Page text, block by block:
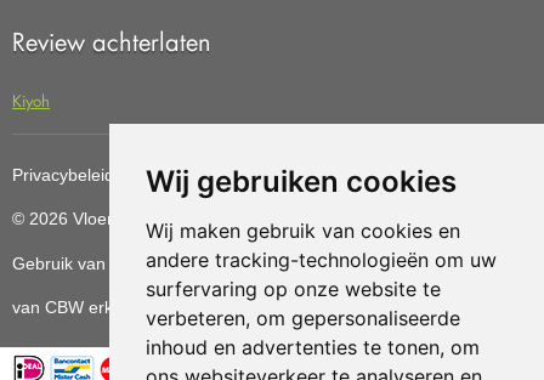
Wij gebruiken cookies
Wij maken gebruik van cookies en
andere tracking-technologieën om uw
surfervaring op onze website te
verbeteren, om gepersonaliseerde
inhoud en advertenties te tonen, om
Review achterlaten
Kiyoh
Privacybeleid Cookiebeleid Update cookies preferences
© 2026 Vloerenvoordelig
Gebruik van deze site betekent dat u dealgemene voorwaarden
van CBW erkende woonwinkels accepteert.